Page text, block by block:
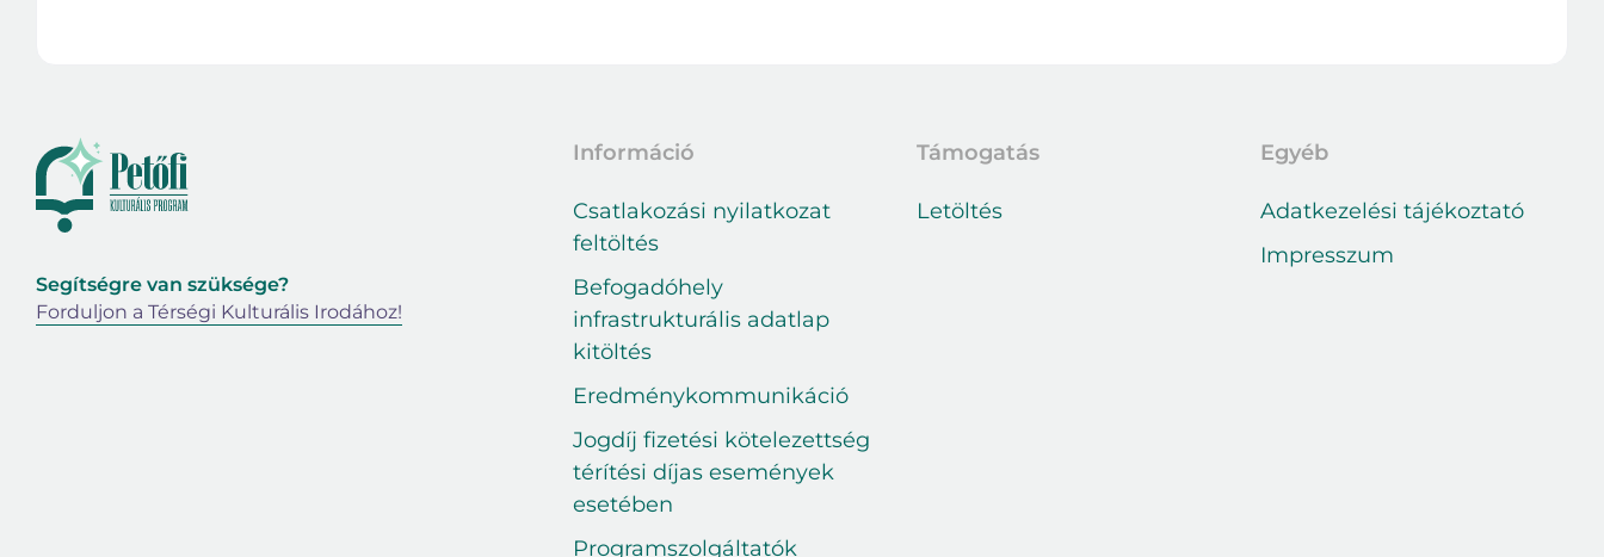
Segítségre van szüksége?
Forduljon a Térségi Kulturális Irodához!
Információ
Csatlakozási nyilatkozat
feltöltés
Befogadóhely
infrastrukturális adatlap
kitöltés
Eredménykommunikáció
Jogdíj fizetési kötelezettség
térítési díjas események
esetében
Programszolgáltatók
Támogatás
Letöltés
Egyéb
Adatkezelési tájékoztató
Impresszum